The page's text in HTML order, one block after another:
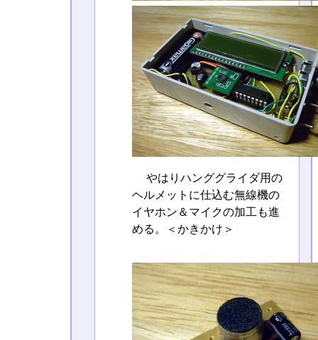
やはりハンググライダ用の
ヘルメットに仕込む無線機の
イヤホン＆マイクの加工も進
める。＜かきかけ＞